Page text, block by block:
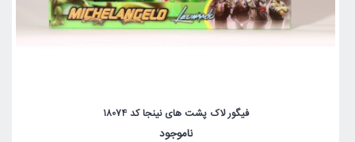
فیگور لاک پشت های نینجا کد 18074
ناموجود